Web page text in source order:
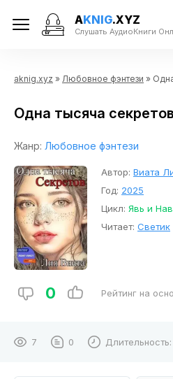
AKNIG.XYZ
Слушать АудиоКниги
aknig.xyz » Любовное фэнтези »
Одна тысяча секретов
Жанр: Любовное фэнтези
Автор: Виата
Год: 2025
Цикл: Явь и
Читает: Светик
0 Рейтинг на
7 0 Длительность: